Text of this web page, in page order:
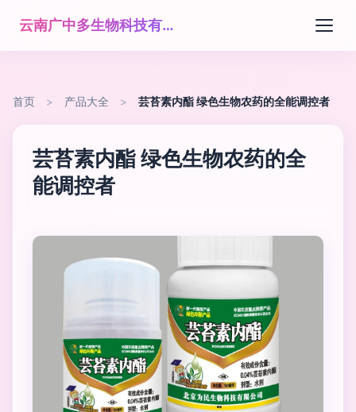
云南广中多生物科技有限公司
首页 > 产品大全 > 芸苔素内酯 绿色生物农药的全能调控者
芸苔素内酯 绿色生物农药的全
能调控者